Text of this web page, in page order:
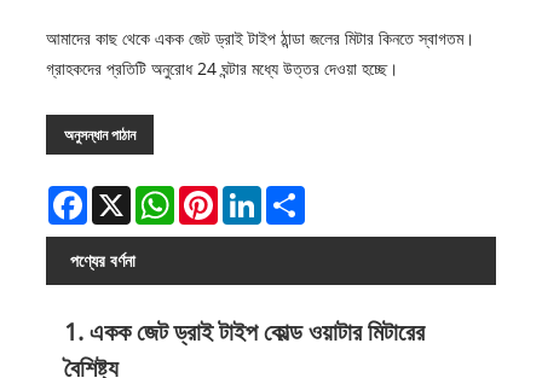
আমাদের কাছ থেকে একক জেট ড্রাই টাইপ ঠান্ডা জলের মিটার কিনতে স্বাগতম।
গ্রাহকদের প্রতিটি অনুরোধ 24 ঘন্টার মধ্যে উত্তর দেওয়া হচ্ছে।
অনুসন্ধান পাঠান
Facebook
X WhatsAppPinterestLinkedInShare
পণ্যের বর্ণনা
1. একক জেট ড্রাই টাইপ কোল্ড ওয়াটার মিটারের
বৈশিষ্ট্য